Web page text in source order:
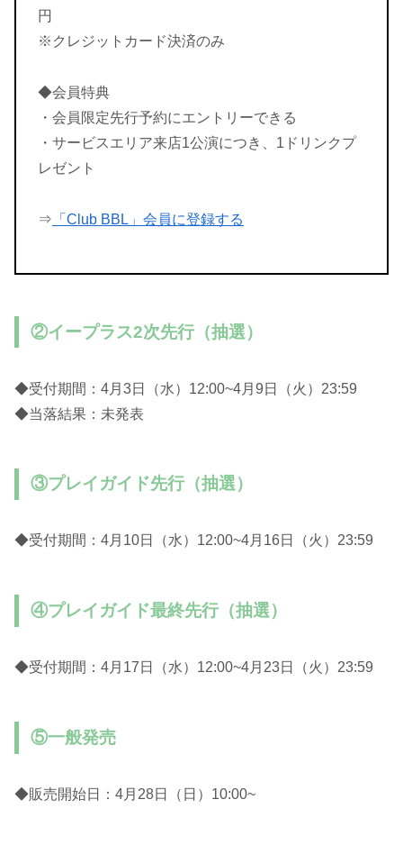
円
※クレジットカード決済のみ
◆会員特典
・会員限定先行予約にエントリーできる
・サービスエリア来店1公演につき、1ドリンクプ
レゼント
⇒ 「Club BBL」会員に登録する
②イープラス2次先行（抽選）
◆受付期間：4月3日（水）12:00~4月9日（火）23:59
◆当落結果：未発表
③プレイガイド先行（抽選）
◆受付期間：4月10日（水）12:00~4月16日（火）23:59
④プレイガイド最終先行（抽選）
◆受付期間：4月17日（水）12:00~4月23日（火）23:59
⑤一般発売
◆販売開始日：4月28日（日）10:00~